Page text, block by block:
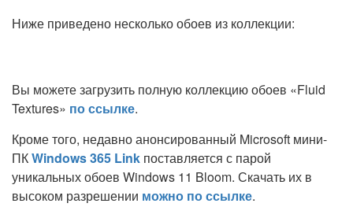
Ниже приведено несколько обоев из коллекции:
Вы можете загрузить полную коллекцию обоев «Fluid
Textures» по ссылке.
Кроме того, недавно анонсированный Microsoft мини-
ПКWindows 365 Link поставляется с парой
уникальных обоев Windows 11 Bloom. Скачать их в
высоком разрешении можно по ссылке.